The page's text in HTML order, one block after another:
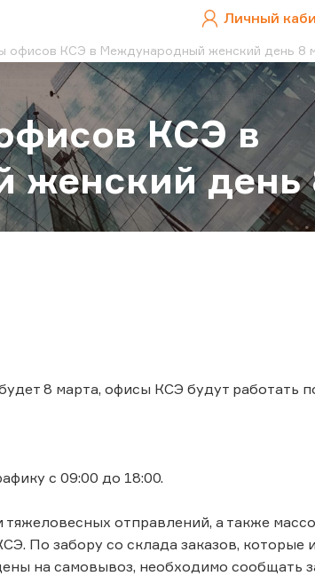
Личный
офисов КСЭ в Международный женский день 8
КСЭ в
день
8 марта, офисы КСЭ будут работать
с 09:00 до 18:00.
отправлений, а также
По забору со склада заказов, которые
на самовывоз, необходимо сообщать